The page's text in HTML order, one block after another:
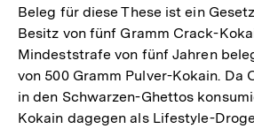
der
Beleg für diese These ist ein
Besitz von fünf Gramm Crack-
Mindeststrafe von fünf Jahren
von 500 Gramm Pulver-Kokain. Da
in den Schwarzen-Ghettos
Kokain dagegen als Lifestyle-